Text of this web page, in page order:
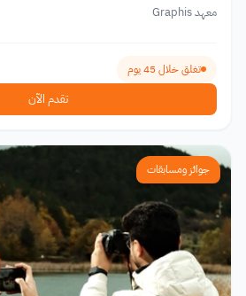
معهد Graphis
تغلق خلال 45 يوم
تقدم الآن
جوائز ومسابقات